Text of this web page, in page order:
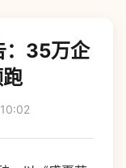
：35万企